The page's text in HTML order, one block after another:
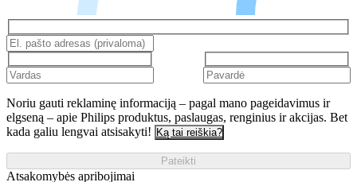
Noriu gauti reklaminę informaciją – pagal mano pageidavimus ir
elgseną – apie Philips produktus, paslaugas, renginius ir akcijas. Bet
kada galiu lengvai atsisakyti! Ką tai reiškia?
Pateikti
Atsakomybės apribojimai